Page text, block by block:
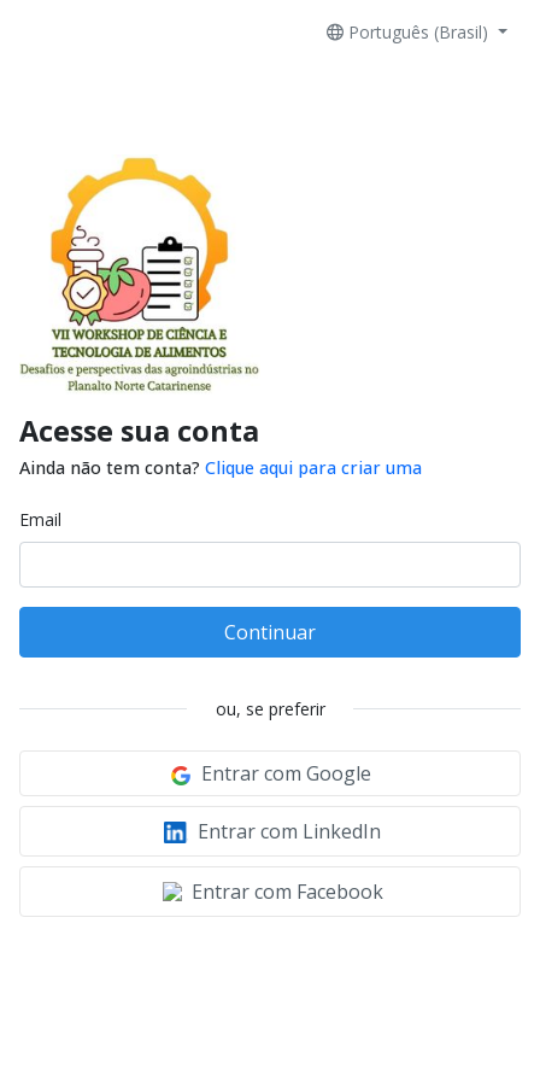
Português (Brasil)
Acesse sua conta
Ainda não tem conta? Clique aqui para criar uma
Email
Continuar
ou, se preferir
Entrar com Google
Entrar com LinkedIn
Entrar com Facebook